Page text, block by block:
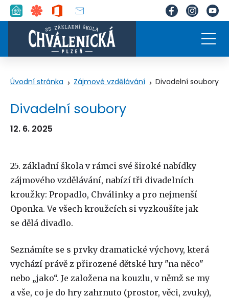
Úvodní stránka Zájmové vzdělávání Divadelní soubory
Divadelní soubory
12. 6. 2025
25. základní škola v rámci své široké nabídky
zájmového vzdělávání, nabízí tři divadelních
kroužky: Propadlo, Chválinky a pro nejmenší
Oponka. Ve všech kroužcích si vyzkoušíte jak
se dělá divadlo.
Seznámíte se s prvky dramatické výchovy, která
vychází právě z přirozené dětské hry "na něco"
nebo „jako“. Je založena na kouzlu, v němž se my
a vše, co je do hry zahrnuto (prostor, věci, zvuky),